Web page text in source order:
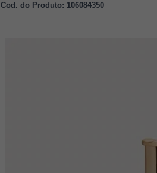
Cod. do Produto: 106084350